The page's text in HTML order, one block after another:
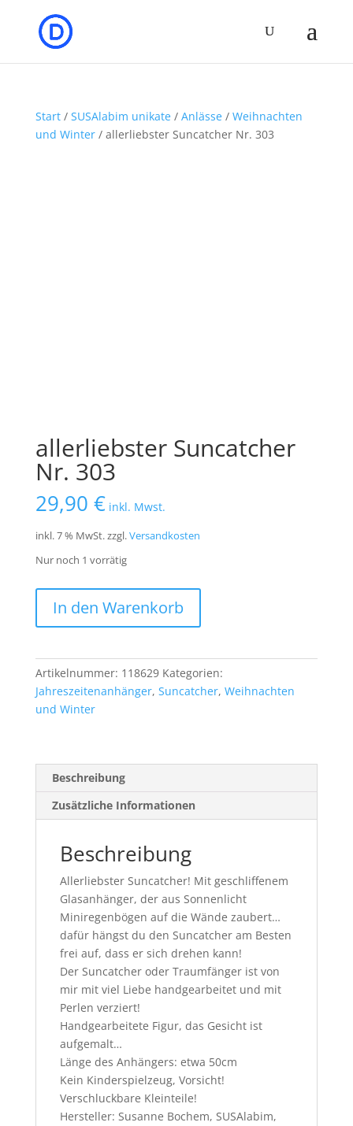
Start/ SUSAlabim unikate/ Anlässe/ Weihnachten
und Winter/ allerliebster Suncatcher Nr. 303
allerliebster Suncatcher
Nr. 303
29,90 € inkl. Mwst.
inkl. 7 % MwSt.zzgl.Versandkosten
Nur noch 1 vorrätig
Suncatcher
Menge
In den Warenkorb
Artikelnummer: 118629 Kategorien:
Jahreszeitenanhänger, Suncatcher, Weihnachten
und Winter
Beschreibung
Zusätzliche Informationen
Beschreibung
Allerliebster Suncatcher! Mit geschliffenem
Glasanhänger, der aus Sonnenlicht
Miniregenbögen auf die Wände zaubert…
dafür hängst du den Suncatcher am Besten
frei auf, dass er sich drehen kann!
Der Suncatcher oder Traumfänger ist von
mir mit viel Liebe handgearbeitet und mit
Perlen verziert!
Handgearbeitete Figur, das Gesicht ist
aufgemalt…
Länge des Anhängers: etwa 50cm
Kein Kinderspielzeug, Vorsicht!
Verschluckbare Kleinteile!
Hersteller: Susanne Bochem, SUSAlabim,